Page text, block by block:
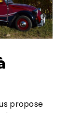
propose